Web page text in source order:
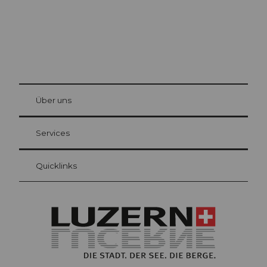
Gästekarte Luzern
Ihre Vorteile als Übernachtungsgast
at Bre
Über uns
Services
Quicklinks